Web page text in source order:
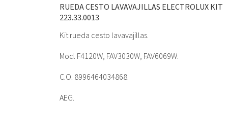
RUEDA CESTO LAVAVAJILLAS ELECTROLUX KIT
223.33.0013
Kit rueda cesto lavavajillas.
Mod. F4120W, FAV3030W, FAV6069W.
C.O. 8996464034868.
AEG.